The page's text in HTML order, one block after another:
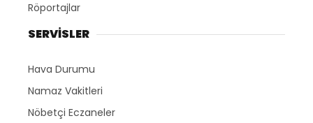
Röportajlar
SERVİSLER
Hava Durumu
Namaz Vakitleri
Nöbetçi Eczaneler